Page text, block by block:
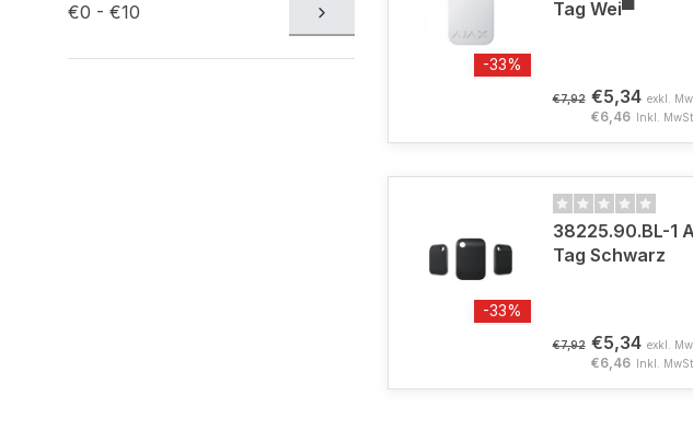
€0 - €10
-33%
Tag Wei▀
€7,92 €5,34 exkl.
€6,46 Inkl. MwSt.
-33%
38225.90.BL-1
Tag Schwarz
€7,92 €5,34 exkl.
€6,46 Inkl. MwSt.